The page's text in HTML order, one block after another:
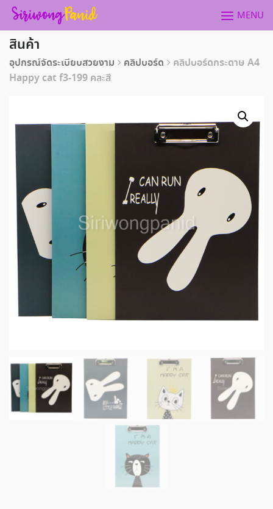
Skip
content
MENU
สินค้า
อุปกรณ์จัดระเบียบสวยงาม คลิปบอร์ด
คลิปบอร์ดกระดาษ A4
Happy cat f3-199 คละสี